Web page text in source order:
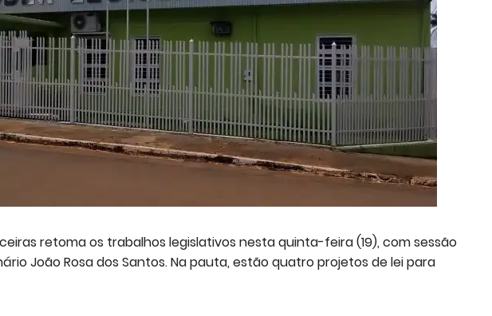
retoma os trabalhos legislativos nesta quinta-feira (19), com sessão
João Rosa dos Santos. Na pauta, estão quatro projetos de lei para